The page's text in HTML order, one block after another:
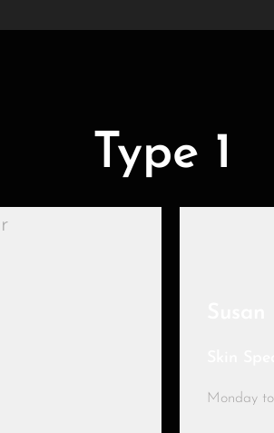
Type 1
Monday